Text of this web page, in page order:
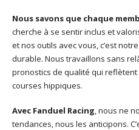
Nous savons que chaque
cherche à se sentir inclus et
et nos outils avec vous, c’est
durable. Nous travaillons sans
pronostics de qualité qui
courses hippiques.
Avec Fanduel Racing, nous ne
tendances, nous les anticipons.